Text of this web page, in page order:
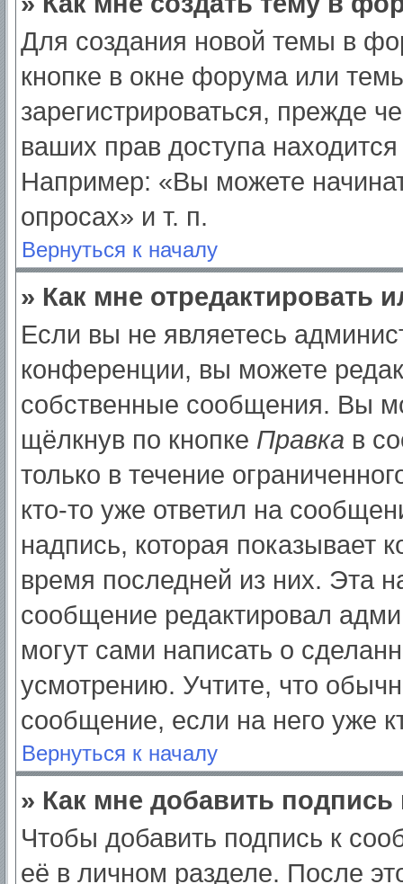
Для создания новой темы в
кнопке в окне форума или
зарегистрироваться, прежде
ваших прав доступа
Например: «Вы можете
опросах» и т. п.
Вернуться к началу
» Как мне отредактировать
Если вы не являетесь
конференции, вы можете
собственные сообщения. Вы
щёлкнув по кнопке Правка в
только в течение
кто-то уже ответил на
надпись, которая показывает
время последней из них. Эта
сообщение редактировал
могут сами написать о
усмотрению. Учтите, что
сообщение, если на него уже
Вернуться к началу
» Как мне добавить
Чтобы добавить подпись к
её в личном разделе. После